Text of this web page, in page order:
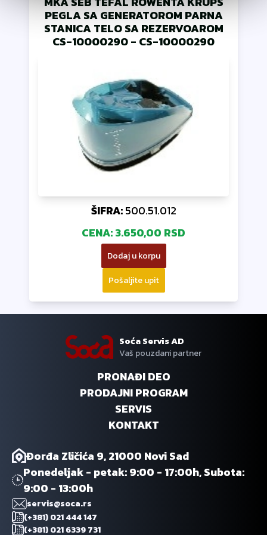
PEGLA SA GENERATOROM PARNA
STANICA TELO SA REZERVOAROM
CS-10000290- CS-10000290
ŠIFRA: 500.51.012
CENA:3.650,00 RSD
Dodaj u korpu
Pošaljite upit
Soća Servis AD
Vaš pouzdani partner
PRONAĐI DEO
PRODAJNI PROGRAM
SERVIS
KONTAKT
Đorđa Zličića 9, 21000 Novi Sad
Ponedeljak - petak: 9:00 - 17:00h, Subota:
9:00 - 13:00h
servis@soca.rs
(+381) 021 444 147
(+381) 021 6339 731